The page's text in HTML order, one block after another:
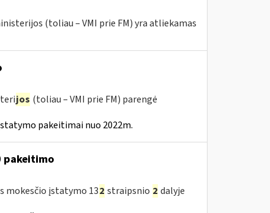
(toliau – VMI prie FM) yra atliekamas
jos (toliau – VMI prie FM) parengė
pakeitimai nuo 2022m.
pakeitimo
mokesčio įstatymo 132 straipsnio 2 dalyje